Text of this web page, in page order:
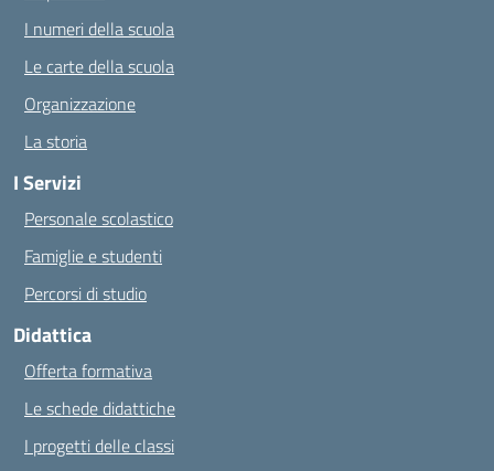
I numeri della scuola
Le carte della scuola
Organizzazione
La storia
I Servizi
Personale scolastico
Famiglie e studenti
Percorsi di studio
Didattica
Offerta formativa
Le schede didattiche
I progetti delle classi